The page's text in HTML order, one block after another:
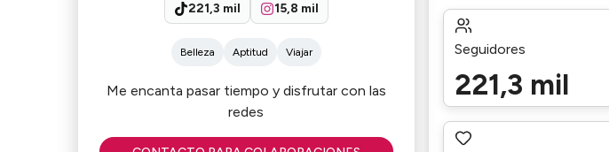
221,3 mil 15,8 mil
Belleza Aptitud Viajar
Me encanta pasar tiempo y disfrutar con las
redes
Seguidores
221,3 mil